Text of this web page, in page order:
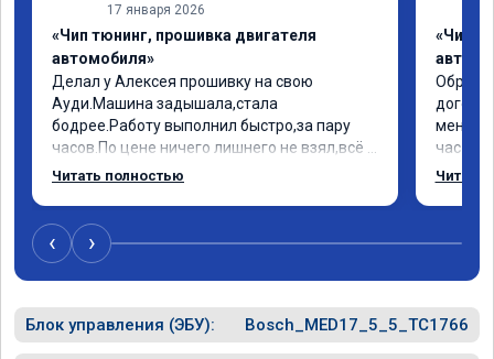
17 января 2026
«Чип тюнинг, прошивка двигателя
автомобиля»
Делал у Алексея прошивку на свою
Ауди.Машина задышала,стала
бодрее.Работу выполнил быстро,за пару
часов.По цене ничего лишнего не взял,всё
как договаривались заранее.После работы
случае поломки авто.Однозначно
рекомендую Алексея как грамотного
специалиста!
Читать полностью
«Чип
меня
час
Арман
Читать
‹ ›
Блок управления (ЭБУ): Bosch_MED17_5_5_TC1766